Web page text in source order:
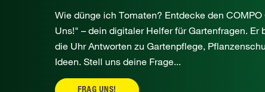
Wie dünge ich Tomaten? Entdecke den
Uns!" – dein digitaler Helfer für Gartenfragen. Er
die Uhr Antworten zu Gartenpflege,
Ideen. Stell uns deine Frage...
FRAG UNS!